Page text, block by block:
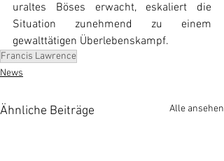
uraltes Böses erwacht, eskaliert die
Situation zunehmend zu einem
gewalttätigen Überlebenskampf.
Francis Lawrence
News
Ähnliche Beiträge Alle ansehen